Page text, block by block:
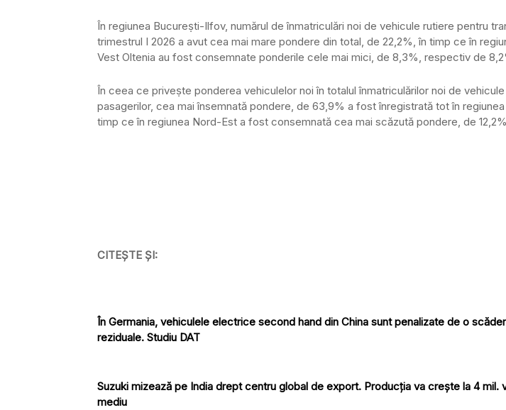
În regiunea Bucureṣti-Ilfov, numărul de înmatriculări noi de vehicule rutiere pentru
trimestrul I 2026 a avut cea mai mare pondere din total, de 22,2%, în timp ce în
Vest Oltenia au fost consemnate ponderile cele mai mici, de 8,3%, respectiv de
În ceea ce priveṣte ponderea vehiculelor noi în totalul înmatriculărilor noi de
pasagerilor, cea mai însemnată pondere, de 63,9% a fost înregistrată tot în
timp ce în regiunea Nord-Est a fost consemnată cea mai scăzută pondere, de
CITEȘTE ȘI:
În Germania, vehiculele electrice second hand din China sunt penalizate de o
reziduale. Studiu DAT
Suzuki mizează pe India drept centru global de export. Producția va crește la 4 mil.
mediu